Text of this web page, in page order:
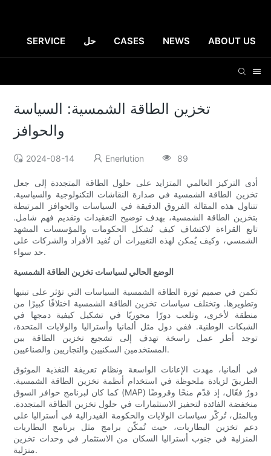
SERVICE حل CASES NEWS ABOUT US
تخزين الطاقة الشمسية: السياسة
والحوافز
2024-08-14 Enerlution 89
أدى التركيز العالمي المتزايد على حلول الطاقة المتجددة إلى جعل
تخزين الطاقة الشمسية في صدارة النقاشات التكنولوجية والسياسية.
تتناول هذه المقالة الفروق الدقيقة في السياسات والحوافز المرتبطة
بتخزين الطاقة الشمسية، بهدف توضيح التعقيدات وتقديم فهم شامل.
تابع القراءة لاكتشاف كيف تُشكل الحكومات والمؤسسات المشهد
الشمسي، وكيف يُمكن لهذه التغييرات أن تُفيد الأفراد والشركات على
حد سواء.
الوضع الحالي لسياسات تخزين الطاقة الشمسية
تكمن في صميم ثورة الطاقة الشمسية السياسات التي تؤثر على تبنيها
وتطويرها. وتختلف سياسات تخزين الطاقة الشمسية اختلافًا كبيرًا من
منطقة لأخرى، وتلعب دورًا محوريًا في تشكيل كيفية دمجها في
الشبكات الوطنية. ففي دول مثل ألمانيا وأستراليا والولايات المتحدة،
توجد أطر عمل راسخة تهدف إلى تشجيع تخزين الطاقة بين
المستخدمين السكنيين والتجاريين والصناعيين.
في ألمانيا، مهدت الإعانات الواسعة ونظام تعريفة التغذية الموثوق
الطريقَ لزيادة ملحوظة في استخدام أنظمة تخزين الطاقة الشمسية.
كما كان لبرنامج حوافز السوق (MAP) دورٌ فعّال، إذ قدّم منحًا وقروضًا
منخفضة الفائدة لتحفيز الاستثمارات في حلول تخزين الطاقة المتجددة.
وبالمثل، تُركّز سياسات الولايات والحكومة الفيدرالية في أستراليا على
دعم تخزين البطاريات، حيث تُمكّن برامج مثل برنامج البطاريات
المنزلية في جنوب أستراليا السكان من الاستثمار في وحدات تخزين
منزلية.